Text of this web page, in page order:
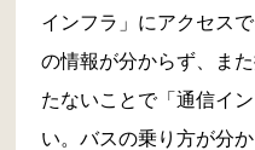
インフラ」にアクセス
の情報が分からず、ま
たないことで「通信イ
い。バスの乗り方が分